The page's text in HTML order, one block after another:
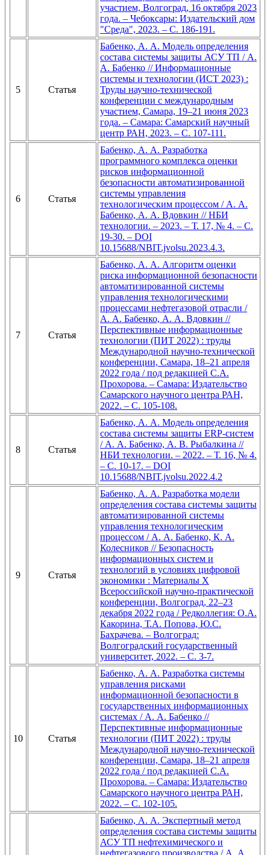
участием, Волгоград, 16 октября 2023
года. – Чебоксары: Издательский дом
"Среда", 2023. – С. 186-191.
5 Статья
Бабенко, А. А. Модель определения
состава системы защиты АСУ ТП / А.
А. Бабенко // Информационные
системы и технологии (ИСТ 2023) :
Труды научно-технической
конференции с международным
участием, Самара, 19–21 июня 2023
года. – Самара: Самарский научный
центр РАН, 2023. – С. 107-111.
6 Статья
Бабенко, А. А. Разработка
программного комплекса оценки
рисков информационной
безопасности автоматизированной
системы управления
технологическим процессом / А. А.
Бабенко, А. А. Вдовкин // НБИ
технологии. – 2023. – Т. 17, № 4. – С.
19-30. – DOI
10.15688/NBIT.jvolsu.2023.4.3.
7 Статья
Бабенко, А. А. Алгоритм оценки
риска информационной безопасности
автоматизированной системы
управления технологическими
процессами нефтегазовой отрасли /
А. А. Бабенко, А. А. Вдовкин //
Перспективные информационные
технологии (ПИТ 2022) : труды
Международной научно-технической
конференции, Самара, 18–21 апреля
2022 года / под редакцией С.А.
Прохорова. – Самара: Издательство
Самарского научного центра РАН,
2022. – С. 105-108.
8 Статья
Бабенко, А. А. Модель определения
состава системы защиты ERP-систем
/ А. А. Бабенко, А. В. Рыбалкина //
НБИ технологии. – 2022. – Т. 16, № 4.
– С. 10-17. – DOI
10.15688/NBIT.jvolsu.2022.4.2
9 Статья
Бабенко, А. А. Разработка модели
определения состава системы защиты
автоматизированной системы
управления технологическим
процессом / А. А. Бабенко, К. А.
Колесников // Безопасность
информационных систем и
технологий в условиях цифровой
экономики : Материалы X
Всероссийской научно-практической
конференции, Волгоград, 22–23
декабря 2022 года / Редколлегия: О.А.
Какорина, Т.А. Попова, Ю.С.
Бахрачева. – Волгоград:
Волгоградский государственный
университет, 2022. – С. 3-7.
10 Статья
Бабенко, А. А. Разработка системы
управления рисками
информационной безопасности в
государственных информационных
системах / А. А. Бабенко //
Перспективные информационные
технологии (ПИТ 2022) : труды
Международной научно-технической
конференции, Самара, 18–21 апреля
2022 года / под редакцией С.А.
Прохорова. – Самара: Издательство
Самарского научного центра РАН,
2022. – С. 102-105.
Бабенко, А. А. Экспертный метод
определения состава системы защиты
АСУ ТП нефтехимического и
нефтегазового производства / А. А.